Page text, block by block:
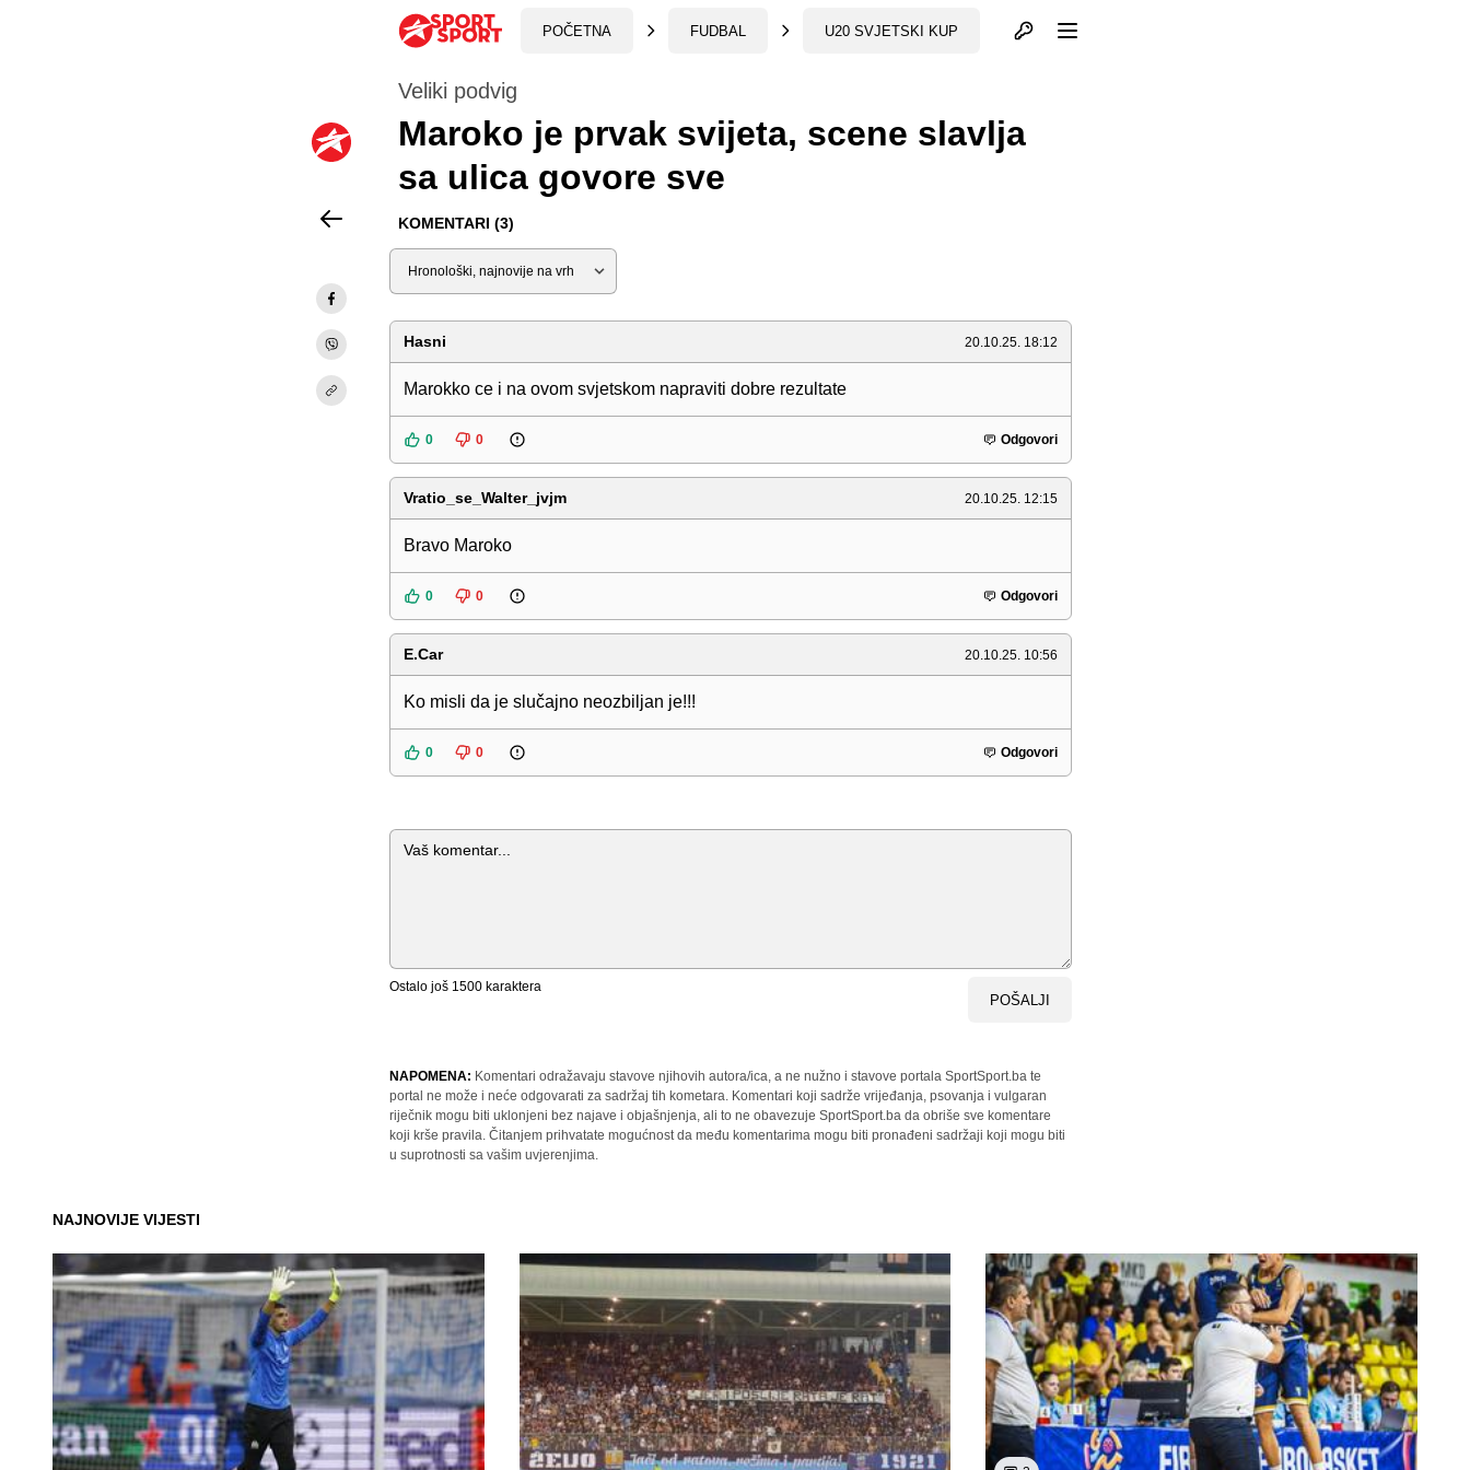
POČETNA FUDBAL U20 SVJETSKI KUP Otvori profil
Veliki podvig
Maroko je prvak svijeta, scene slavlja
sa ulica govore sve
KOMENTARI (3)
Sortiraj
Hasni 20.10.25. 18:12
Marokko ce i na ovom svjetskom napraviti dobre rezultate
0 0 Odgovori
Vratio_se_Walter_jvjm 20.10.25. 12:15
Bravo Maroko
0 0 Odgovori
E.Car 20.10.25. 10:56
Ko misli da je slučajno neozbiljan je!!!
0 0 Odgovori
Komentar
Ostalo još 1500 karaktera
POŠALJI
NAPOMENA: Komentari odražavaju stavove njihovih autora/ica, a ne nužno i stavove portala SportSport.ba te
portal ne može i neće odgovarati za sadržaj tih kometara. Komentari koji sadrže vrijeđanja, psovanja i vulgaran
riječnik mogu biti uklonjeni bez najave i objašnjenja, ali to ne obavezuje SportSport.ba da obriše sve komentare
koji krše pravila. Čitanjem prihvatate mogućnost da među komentarima mogu biti pronađeni sadržaji koji mogu biti
u suprotnosti sa vašim uvjerenjima.
NAJNOVIJE VIJESTI